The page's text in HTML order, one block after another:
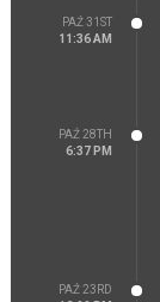
PAŹ 31ST
11:36 AM
PAŹ 28TH
6:37 PM
PAŹ 23RD